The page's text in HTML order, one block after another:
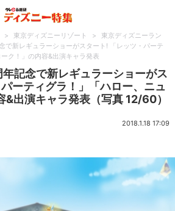
> 東京ディズニーリゾート >
東京ディズニーラン
で新レギュラーショーがスタート! 「レッツ・パーテ
ク！」の内容&出演キャラ発表
記念で新レギュラーショーがス
ーティグラ！」「ハロー、ニュ
&出演キャラ発表（写真 12/60）
2018.1.18 17:09